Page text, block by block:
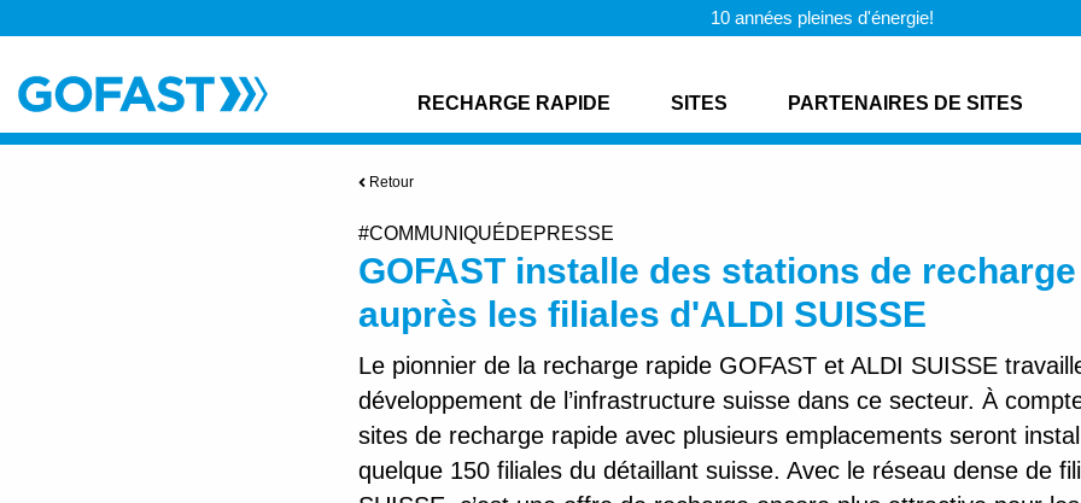
10 années pleines d'énergie!
RECHARGE RAPIDE SITES PARTENAIRES DE SITES
Retour
#COMMUNIQUÉDEPRESSE
GOFAST installe des stations de
auprès les filiales d'ALDI SUISSE
Le pionnier de la recharge rapide GOFAST et ALDI SUISSE
développement de l’infrastructure suisse dans ce secteur. À
sites de recharge rapide avec plusieurs emplacements seront
quelque 150 filiales du détaillant suisse. Avec le réseau dense de